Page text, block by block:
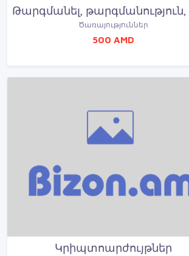
Ծառայություններ
500 AMD
Կրիպտոարժույթներ